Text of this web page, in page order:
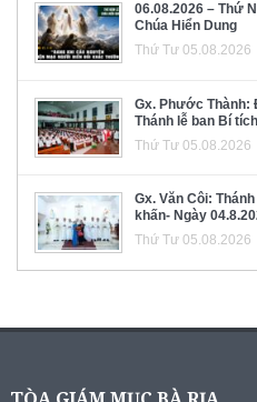
06.08.2026 – Thứ
Chúa Hiển Dung
Thứ Tư 05.08.2026
Gx. Phước Thành:
Thánh lễ ban Bí
Thứ Tư 05.08.2026
Gx. Văn Côi:
khấn- Ngày
Thứ Tư 05.08.2026